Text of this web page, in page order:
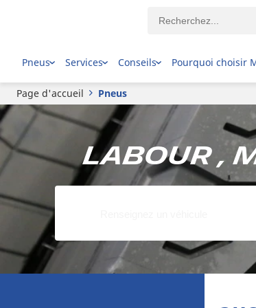
Pneus Services Conseils Pourquoi choisir
Page d'accueil Pneus
Labour ,